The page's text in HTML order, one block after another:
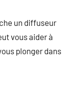
un diffuseur
vous aider à
plonger dans